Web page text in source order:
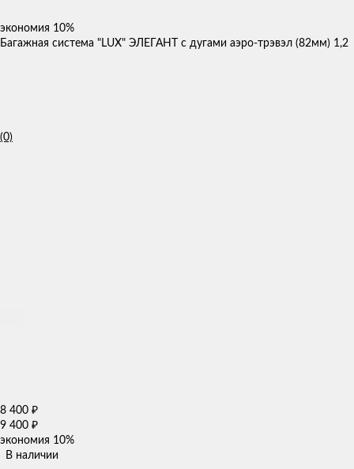
экономия 10%
Багажная система "LUX" ЭЛЕГАНТ с дугами аэро-трэвэл (82мм) 1,2
(0)
8 400 ₽
9 400 ₽
экономия 10%
В наличии